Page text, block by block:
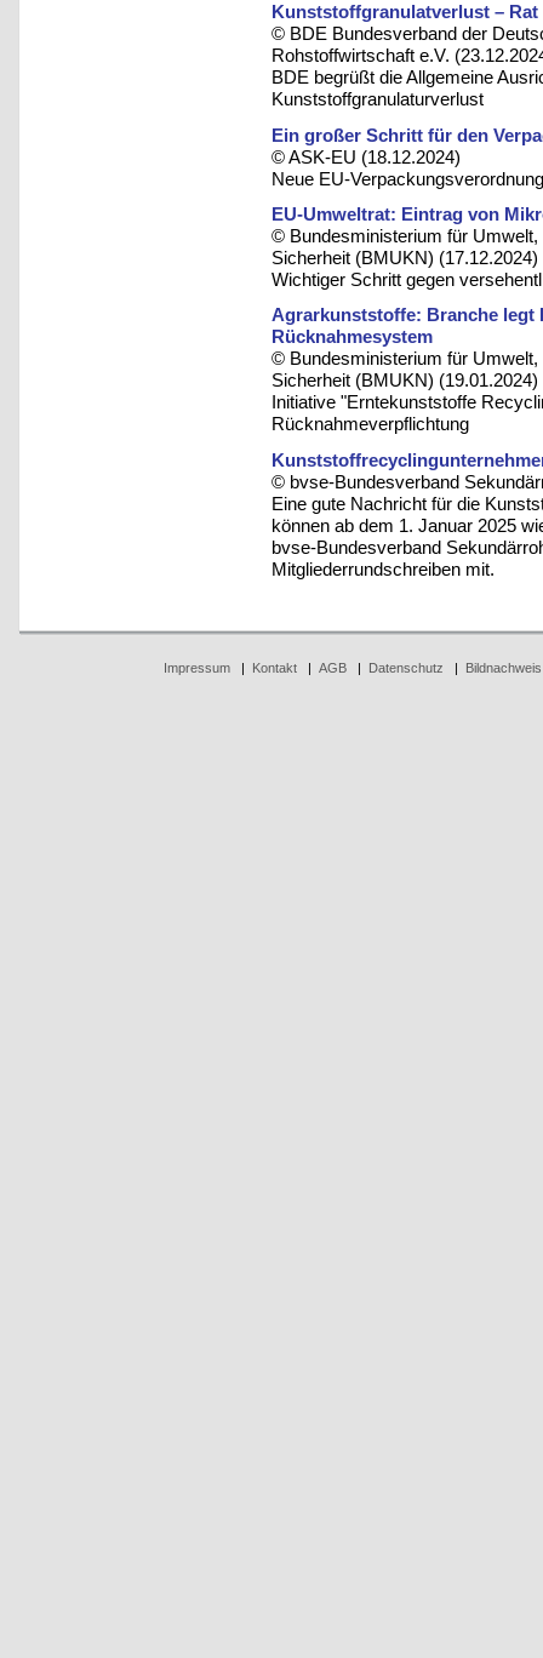
Kunststoffgranulatverlust –
© BDE Bundesverband der
Rohstoffwirtschaft e.V.
BDE begrüßt die Allgemeine
Kunststoffgranulaturverlust
Ein großer Schritt für den
© ASK-EU (18.12.2024)
Neue EU-
EU-Umweltrat: Eintrag von
© Bundesministerium für
Sicherheit (BMUKN) (17.12.2024)
Wichtiger Schritt gegen
Agrarkunststoffe: Branche legt
Rücknahmesystem
© Bundesministerium für
Sicherheit (BMUKN) (19.01.2024)
Initiative "Erntekunststoffe
Rücknahmeverpflichtung
© bvse-Bundesverband
Eine gute Nachricht für die
können ab dem 1. Januar 2025
bvse-Bundesverband
Mitgliederrundschreiben mit.
Impressum| Kontakt| AGB| Datenschutz | Bildnachweis